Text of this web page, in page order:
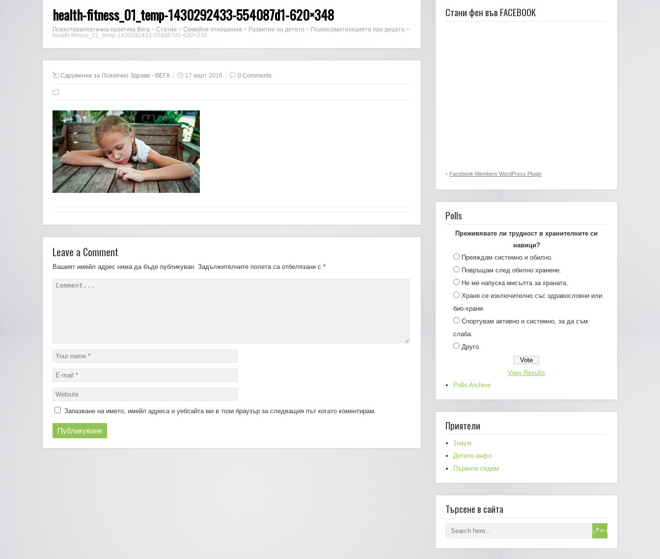
health-fitness_01_temp-1430292433-554087d1-620×348
Психотерапевтична практика Вега > Статии > Семейни отношения > Развитие на детето > Психосоматизацията при децата >
health-fitness_01_temp-1430292433-554087d1-620×348
Сдружение за Психично Здраве - ВЕГА 17 март 2016 0 Comments
Leave a Comment
Вашият имейл адрес няма да бъде публикуван. Задължителните полета са отбелязани с *
Запазване на името, имейл адреса и уебсайта ми в този браузър за следващия път когато коментирам.
Стани фен във FACEBOOK
- Facebook Members WordPress Plugin
Polls
Преживявате ли трудност в хранителните си
навици?
Преяждам системно и обилно.
Повръщам след обилно хранене.
Не ме напуска мисълта за храната.
Храня се изключително със здравословни или
био-храни.
Спортувам активно и системно, за да съм
слаба.
Друго.
View Results
Polls Archive
Приятели
1наум
Детето инфо
Първите седем
Търсене в сайта